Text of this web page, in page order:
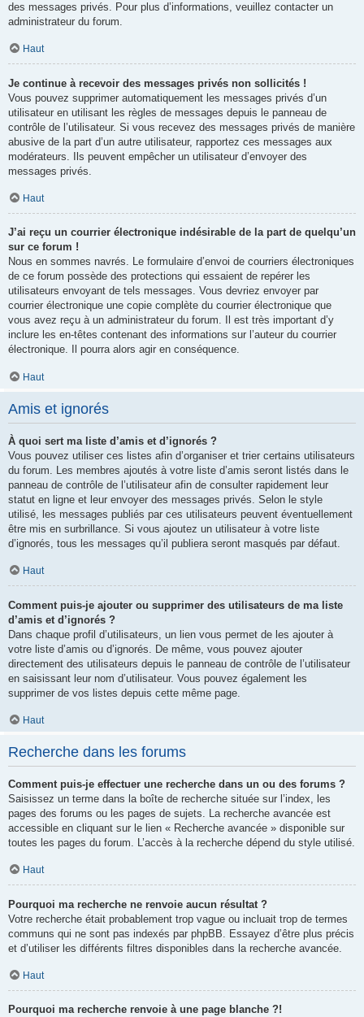
des messages privés. Pour plus d’informations, veuillez contacter un
administrateur du forum.
Haut
Je continue à recevoir des messages privés non sollicités !
Vous pouvez supprimer automatiquement les messages privés d’un
utilisateur en utilisant les règles de messages depuis le panneau de
contrôle de l’utilisateur. Si vous recevez des messages privés de manière
abusive de la part d’un autre utilisateur, rapportez ces messages aux
modérateurs. Ils peuvent empêcher un utilisateur d’envoyer des
messages privés.
Haut
J’ai reçu un courrier électronique indésirable de la part de quelqu’un
sur ce forum !
Nous en sommes navrés. Le formulaire d’envoi de courriers électroniques
de ce forum possède des protections qui essaient de repérer les
utilisateurs envoyant de tels messages. Vous devriez envoyer par
courrier électronique une copie complète du courrier électronique que
vous avez reçu à un administrateur du forum. Il est très important d’y
inclure les en-têtes contenant des informations sur l’auteur du courrier
électronique. Il pourra alors agir en conséquence.
Haut
Amis et ignorés
À quoi sert ma liste d’amis et d’ignorés ?
Vous pouvez utiliser ces listes afin d’organiser et trier certains utilisateurs
du forum. Les membres ajoutés à votre liste d’amis seront listés dans le
panneau de contrôle de l’utilisateur afin de consulter rapidement leur
statut en ligne et leur envoyer des messages privés. Selon le style
utilisé, les messages publiés par ces utilisateurs peuvent éventuellement
être mis en surbrillance. Si vous ajoutez un utilisateur à votre liste
d’ignorés, tous les messages qu’il publiera seront masqués par défaut.
Haut
Comment puis-je ajouter ou supprimer des utilisateurs de ma liste
d’amis et d’ignorés ?
Dans chaque profil d’utilisateurs, un lien vous permet de les ajouter à
votre liste d’amis ou d’ignorés. De même, vous pouvez ajouter
directement des utilisateurs depuis le panneau de contrôle de l’utilisateur
en saisissant leur nom d’utilisateur. Vous pouvez également les
supprimer de vos listes depuis cette même page.
Haut
Recherche dans les forums
Comment puis-je effectuer une recherche dans un ou des forums ?
Saisissez un terme dans la boîte de recherche située sur l’index, les
pages des forums ou les pages de sujets. La recherche avancée est
accessible en cliquant sur le lien « Recherche avancée » disponible sur
toutes les pages du forum. L’accès à la recherche dépend du style utilisé.
Haut
Pourquoi ma recherche ne renvoie aucun résultat ?
Votre recherche était probablement trop vague ou incluait trop de termes
communs qui ne sont pas indexés par phpBB. Essayez d’être plus précis
et d’utiliser les différents filtres disponibles dans la recherche avancée.
Haut
Pourquoi ma recherche renvoie à une page blanche ?!